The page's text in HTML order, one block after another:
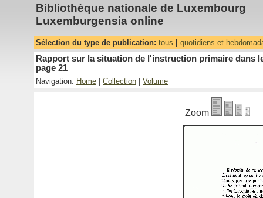
Bibliothèque nationale de Luxembourg
Luxemburgensia online
Sélection du type de publication: tous quotidiens et
Rapport sur la situation de l'instruction primaire dans
page 21
Navigation: Home Collection Volume
Zoom